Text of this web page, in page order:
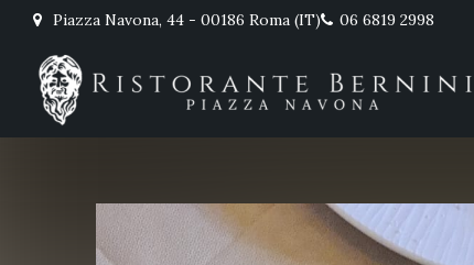
Piazza Navona, 44 - 00186 Roma (IT) 06 6819 2998